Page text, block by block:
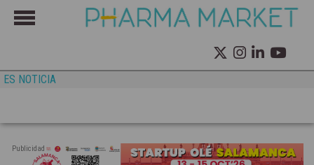
ES NOTICIA
Publicidad